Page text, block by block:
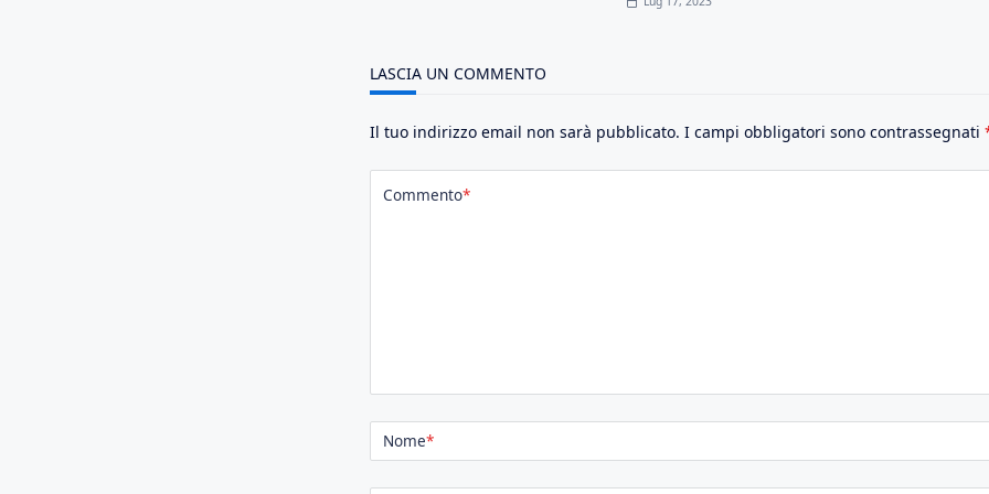
LASCIA UN COMMENTO
Il tuo indirizzo email non sarà pubblicato. I campi obbligatori sono contrassegnati
Commento*
Nome*